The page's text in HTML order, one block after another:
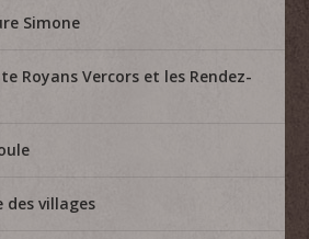
Simone
Royans Vercors et les Rendez-
des villages